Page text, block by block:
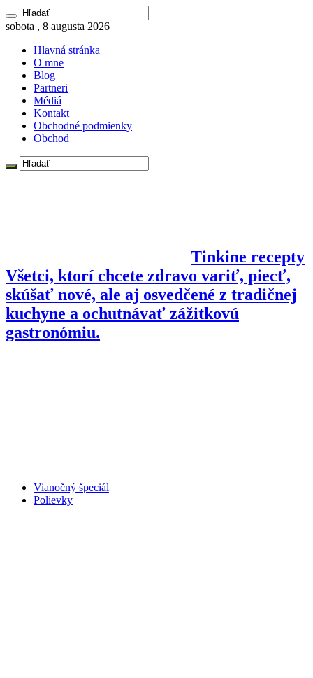
sobota , 8 augusta 2026
Hlavná stránka
O mne
Blog
Partneri
Médiá
Kontakt
Obchodné podmienky
Obchod
Tinkine recepty
Všetci, ktorí chcete zdravo variť, piecť,
skúšať nové, ale aj osvedčené z tradičnej
kuchyne a ochutnávať zážitkovú
gastronómiu.
Vianočný špeciál
Polievky